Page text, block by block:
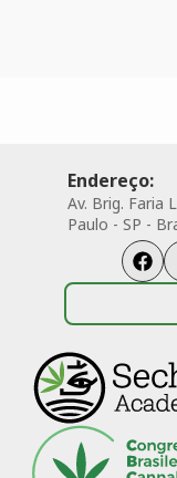
Endereço:
Av. Brig. Faria
Paulo - SP -